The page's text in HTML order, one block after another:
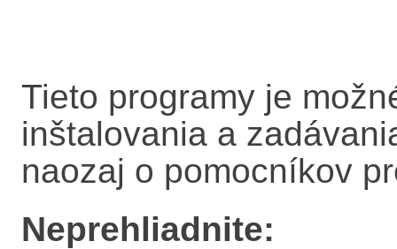
Tieto programy je
inštalovania a
naozaj o pomocníkov
Neprehliadnite: